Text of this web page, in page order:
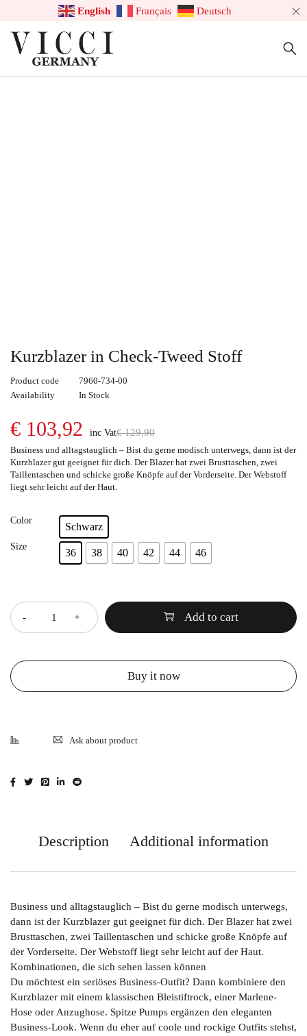
English Français Deutsch
Kurzblazer in Check-Tweed Stoff
Product code
7960-734-00
Availability
In Stock
€129,90
€ 103,92
inc Vat
Business und alltagstauglich – Bist du gerne modisch unterwegs, dann ist der
Kurzblazer gut geeignet für dich. Der Blazer hat zwei Brusttaschen, zwei
Taillentaschen und schicke große Knöpfe auf der Vorderseite. Der Webstoff
liegt sehr leicht auf der Haut.
Color
Schwarz
Size
36 38 40 42 44 46
Add to cart
Buy it now
Ask about product
Description Additional information
Business und alltagstauglich – Bist du gerne modisch unterwegs,
dann ist der Kurzblazer gut geeignet für dich. Der Blazer hat zwei
Brusttaschen, zwei Taillentaschen und schicke große Knöpfe auf
der Vorderseite. Der Webstoff liegt sehr leicht auf der Haut.
Kombinationen, die sich sehen lassen können
Du möchtest ein seriöses Business-Outfit? Dann kombiniere den
Kurzblazer mit einem klassischen Bleistiftrock, einer Marlene-
Hose oder Anzughose. Spitze Pumps ergänzen den eleganten
Business-Look. Wenn du eher auf coole und rockige Outfits stehst,